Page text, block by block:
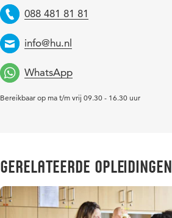
Telefoon
088 481 81 81
Email
info@hu.nl
WhatsApp
Bereikbaar op ma t/m vrij 09.30 - 16.30 uur
Gerelateerde opleidingen